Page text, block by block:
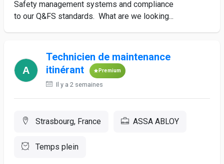
Safety management systems and compliance
to our Q&FS standards. What are we looking...
Technicien de maintenance
itinérant
Premium
Il y a 2 semaines
Strasbourg, France ASSA ABLOY
Temps plein